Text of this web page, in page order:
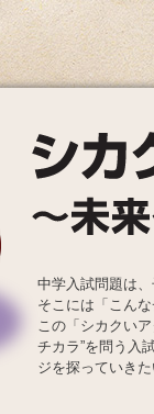
中学入試問題は、
そこには「こん
この「シカクい
チカラ”を問う入
ジを探っていき